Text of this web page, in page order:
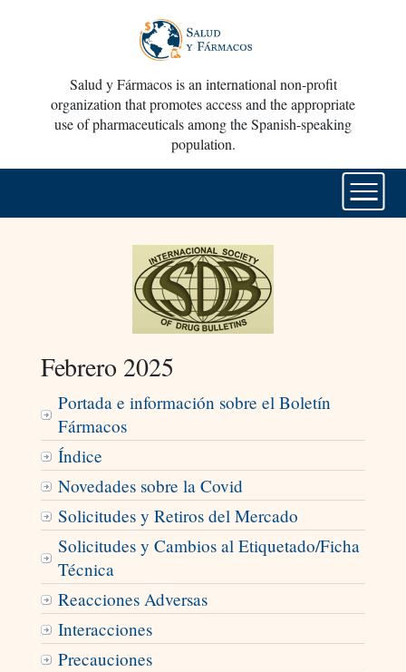
Salud y Fármacos is an international non-profit
organization that promotes access and the appropriate
use of pharmaceuticals among the Spanish-speaking
population.
Febrero 2025
Portada e información sobre el Boletín
Fármacos
Índice
Novedades sobre la Covid
Solicitudes y Retiros del Mercado
Solicitudes y Cambios al Etiquetado/Ficha
Técnica
Reacciones Adversas
Interacciones
Precauciones